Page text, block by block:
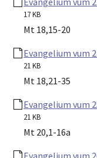
17 KB
Mt 18,15-20
Evangelium vum
21 KB
Mt 18,21-35
Evangelium vum
21 KB
Mt 20,1-16a
Evangelium vum